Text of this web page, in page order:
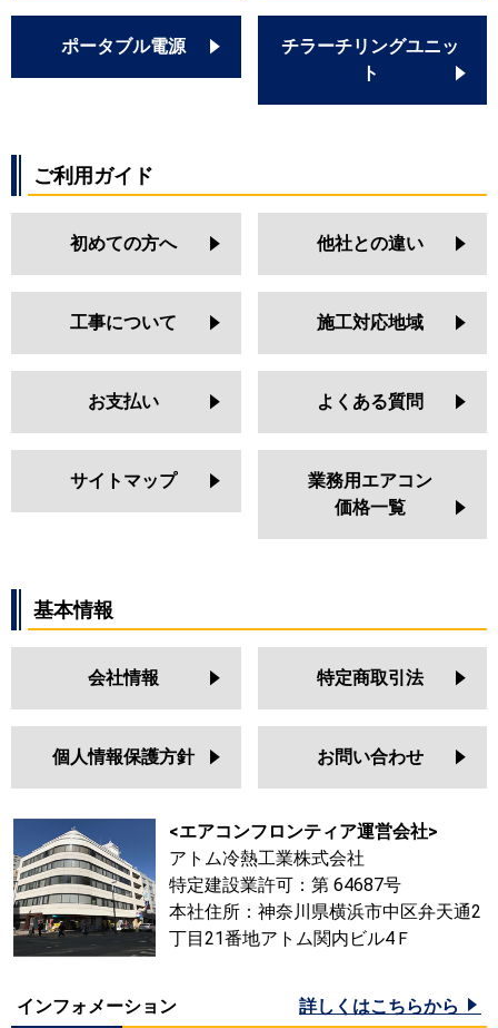
ポータブル電源
チラーチリングユニッ
ト
ご利用ガイド
初めての方へ 他社との違い
工事について 施工対応地域
お支払い よくある質問
サイトマップ
業務用エアコン
価格一覧
基本情報
会社情報 特定商取引法
個人情報保護方針 お問い合わせ
<エアコンフロンティア運営会社>
アトム冷熱工業株式会社
特定建設業許可：第 64687号
本社住所：神奈川県横浜市中区弁天通2
丁目21番地アトム関内ビル4Ｆ
インフォメーション 詳しくはこちらから